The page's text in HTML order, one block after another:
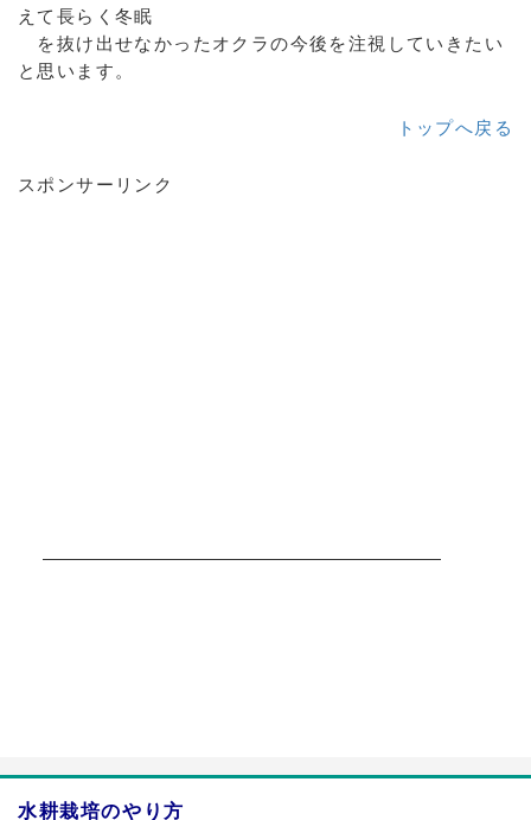
えて長らく冬眠
を抜け出せなかったオクラの今後を注視していきたい
と思います。
トップへ戻る
スポンサーリンク
水耕栽培のやり方